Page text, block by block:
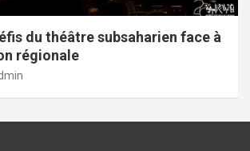
du théâtre subsaharien face à
régionale